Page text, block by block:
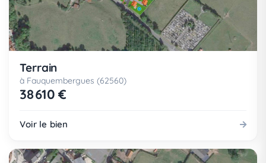
Terrain
à Fauquembergues (62560)
38 610 €
Voir le bien